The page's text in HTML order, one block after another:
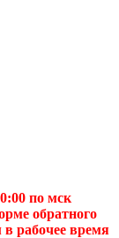
по мск
обратного
рабочее время